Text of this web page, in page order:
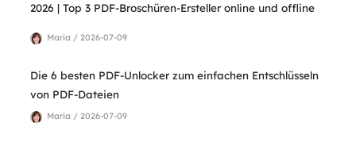
2026 | Top 3 PDF-Broschüren-Ersteller online und offline
Maria / 2026-07-09
Die 6 besten PDF-Unlocker zum einfachen Entschlüsseln
von PDF-Dateien
Maria / 2026-07-09